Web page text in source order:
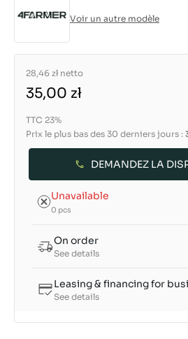
Voir un autre modèle
28,46 zł netto
35,00 zł
TTC 23%
Prix le plus bas des 30 derniers jours :
DEMANDEZ LA
Unavailable
0 pcs
On order
See details
Leasing & financing for
See details